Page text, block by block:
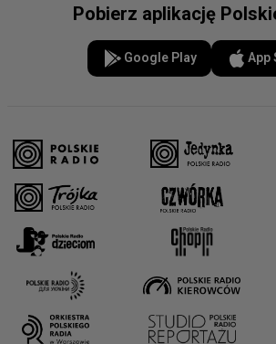
Pobierz aplikację
Google Play App